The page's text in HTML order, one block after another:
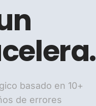
basado en 10+
de errores